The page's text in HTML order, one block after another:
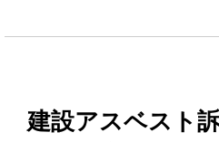
建設アスベスト